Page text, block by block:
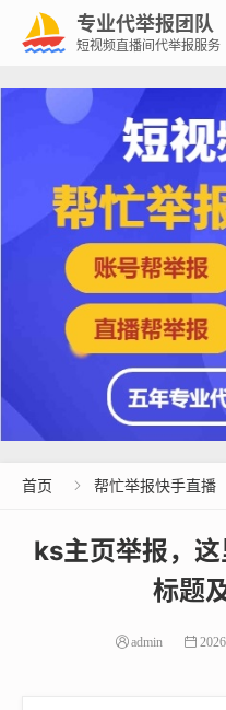
专业代举报团队
短视频直播间代举报服务
首页  帮忙举报快手直播
ks主页举报，
标题
admin